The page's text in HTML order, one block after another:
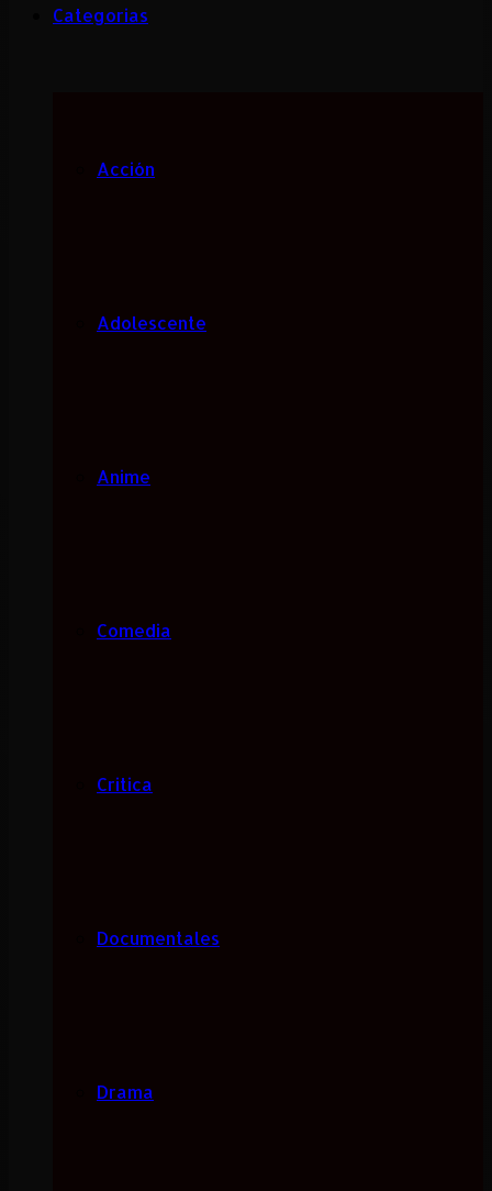
Categorias
Acción
Adolescente
Anime
Comedia
Critica
Documentales
Drama